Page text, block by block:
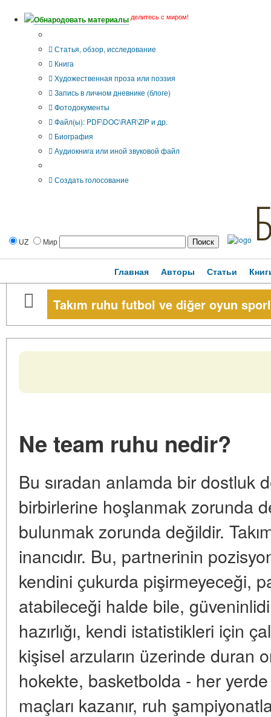
Обнародовать материалы делитесь с миром!
Статья, обзор, исследование
Книга
Художественная проза или поэзия
Запись в личном дневнике (блоге)
Фотодокументы
Файл(ы): PDF\DOC\RAR\ZIP и др.
Биография
Аудиокнига или иной звуковой файл
Создать голосование
UZ Мир
Главная Авторы Статьи
Takım ruhu futbol ve diğer oyun
Ne team ruhu nedir?
Bu sıradan anlamda bir dostluk
birbirlerine hoşlanmak zorunda
bulunmak zorunda değildir.
inancıdır. Bu, partnerinin
kendini çukurda pişirmeyeceği,
atabileceği halde bile,
hazırlığı, kendi istatistikleri için
kişisel arzuların üzerinde duran
hokekte, basketbolda - her yerde
maçları kazanır, ruh